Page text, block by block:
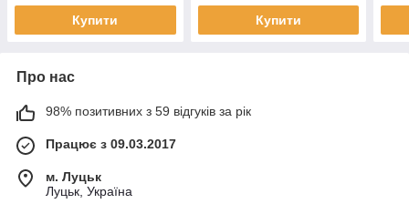
Купити Купити
Про нас
98% позитивних з 59 відгуків за рік
Працює з 09.03.2017
м. Луцьк
Луцьк, Україна